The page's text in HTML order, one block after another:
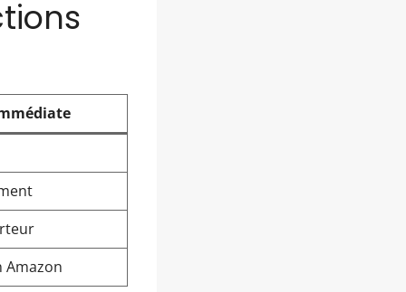
Amazon